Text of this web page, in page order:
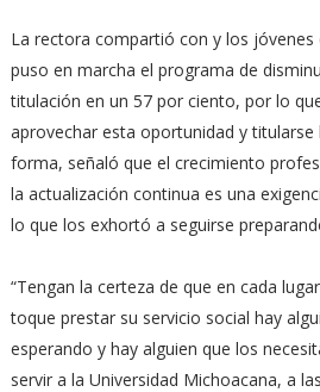
La rectora compartió con y los jóvenes
puso en marcha el programa de
titulación en un 57 por ciento, por lo
aprovechar esta oportunidad y titularse
forma, señaló que el crecimiento
la actualización continua es una
lo que los exhortó a seguirse
“Tengan la certeza de que en cada
toque prestar su servicio social hay
esperando y hay alguien que los
servir a la Universidad Michoacana, a